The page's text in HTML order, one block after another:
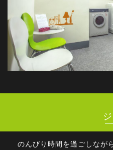
のんびり時間を過ごしなが